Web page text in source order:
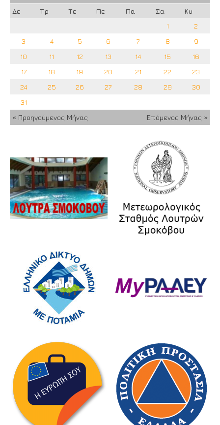
Δε
Τρ Τε Πε Πα Σα
Κυ
1
2
3
4 5 6 7 8
9
10
11 12 13 14 15
16
17
18 19 20 21 22
23
24
25 26 27 28 29
30
31
« Προηγούμενος Μήνας
Επόμενος Μήνας »